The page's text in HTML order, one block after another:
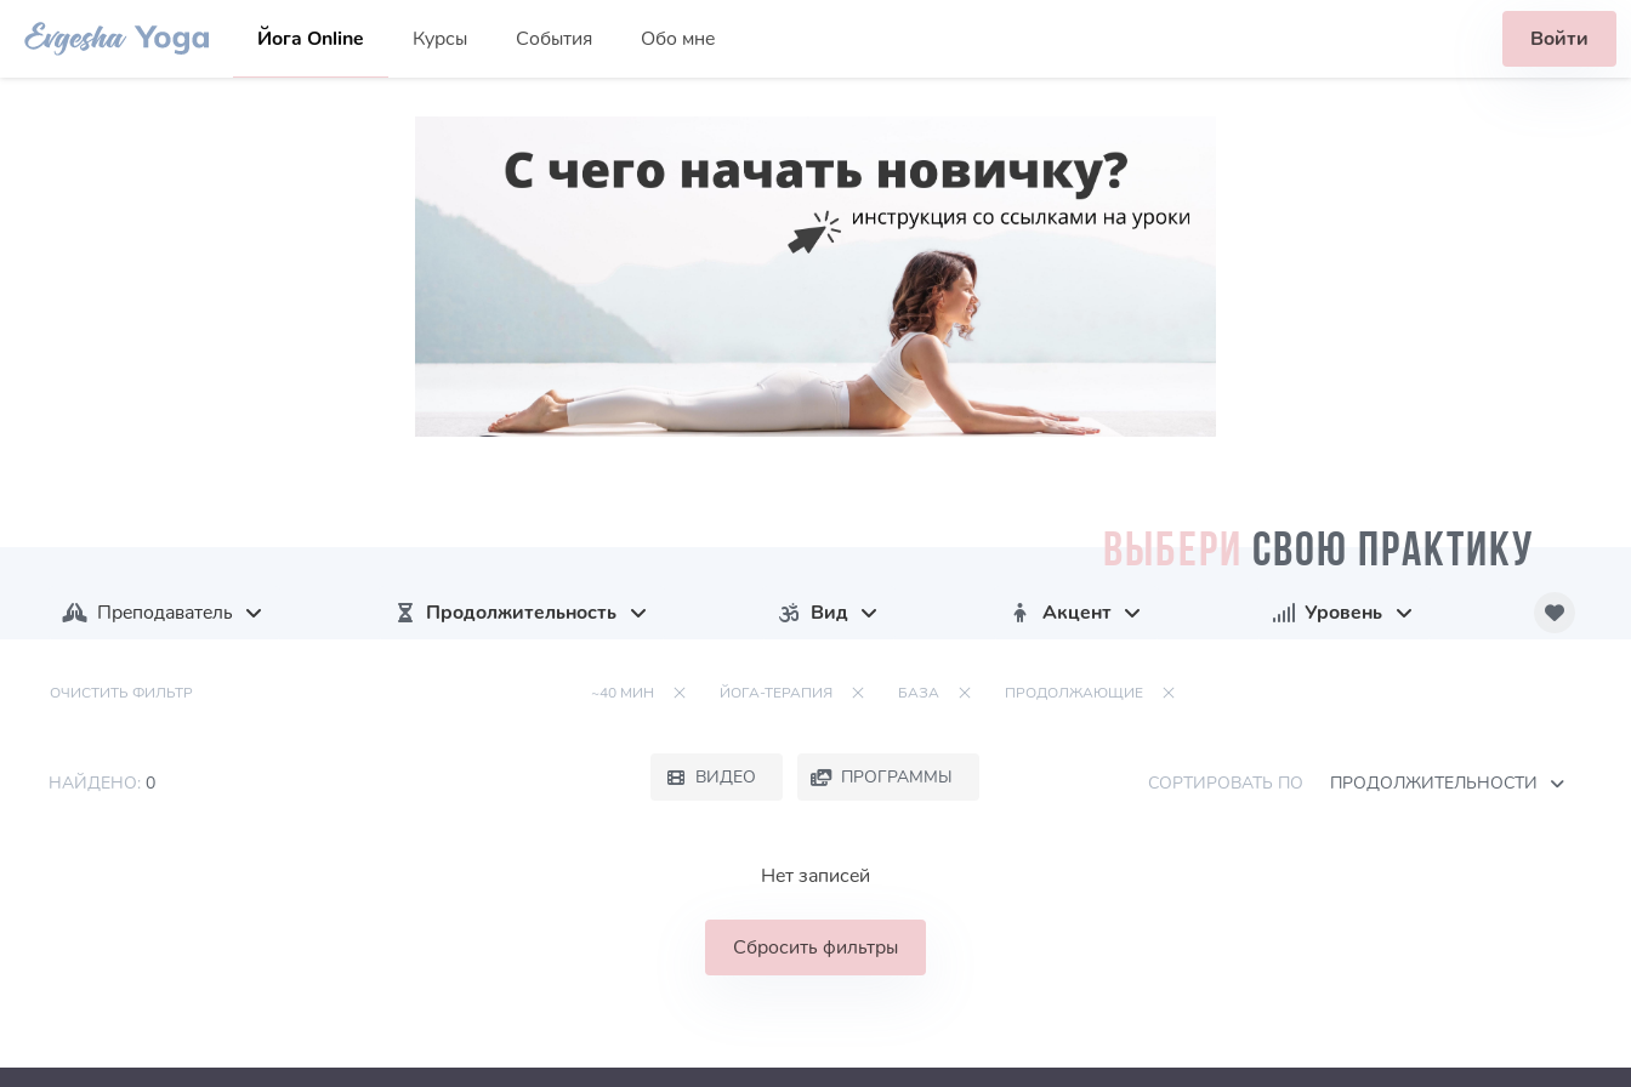
Йога Online Курсы События Обо мне Войти
ВЫБЕРИ СВОЮ ПРАКТИКУ
Преподаватель Продолжительность Вид Акцент Уровень
ОЧИСТИТЬ ФИЛЬТР ~40 МИН ЙОГА-ТЕРАПИЯ БАЗА ПРОДОЛЖАЮЩИЕ
НАЙДЕНО: 0 ВИДЕО ПРОГРАММЫ СОРТИРОВАТЬ ПО ПРОДОЛЖИТЕЛЬНОСТИ
Нет записей
Сбросить фильтры